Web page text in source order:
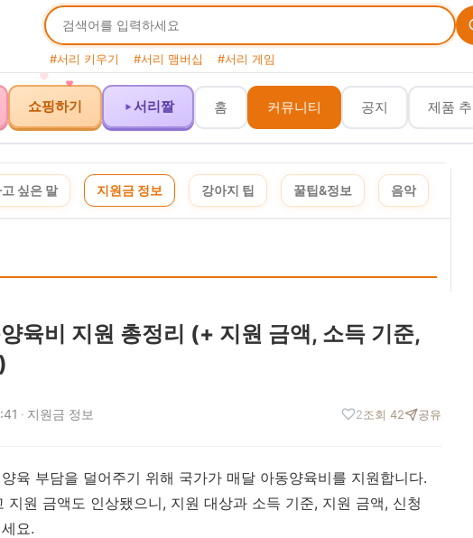
#서리 키우기 #서리 맴버십 #서리 게임
쇼핑하기 서리짤 홈 커뮤니티 공지 제품
싶은 말 지원금 정보 강아지 팁 꿀팁&정보 음악
육비 지원 총정리 (+ 지원 금액, 소득 기준,
· 지원금 정보 2조회 42 공유
육 부담을 덜어주기 위해 국가가 매달 아동양육비를 지원합니다.
원 금액도 인상됐으니, 지원 대상과 소득 기준, 지원 금액, 신청
요.
이 포스팅은 쿠팡 파트너스 활동의 일환으로, 이에 따른 일정액의 수수료를